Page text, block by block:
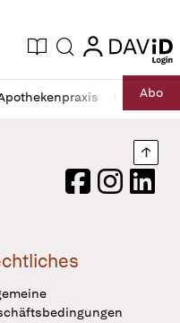
Ausgabe
Suche login
login
RechtAbo
FacebookInstagram